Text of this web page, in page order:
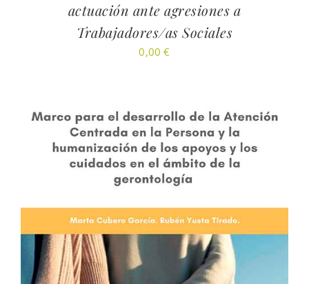
actuación ante agresiones a
Trabajadores/as Sociales
0,00€